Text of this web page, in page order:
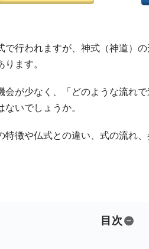
で行われますが、神式（神道）
ます。
会が少なく、「どのような流れ
いでしょうか。
特徴や仏式との違い、式の流れ
目次